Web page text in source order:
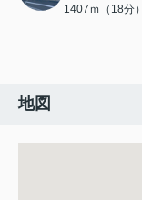
1407ｍ（18分）
地図